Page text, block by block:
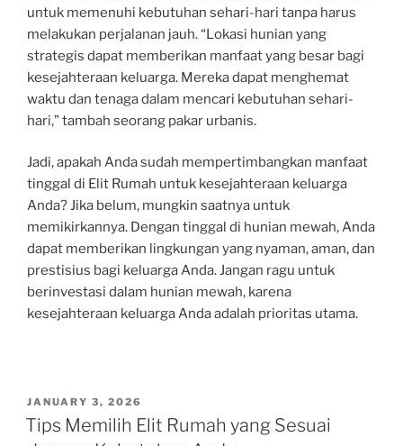
untuk memenuhi kebutuhan sehari-hari tanpa harus
melakukan perjalanan jauh. “Lokasi hunian yang
strategis dapat memberikan manfaat yang besar bagi
kesejahteraan keluarga. Mereka dapat menghemat
waktu dan tenaga dalam mencari kebutuhan sehari-
hari,” tambah seorang pakar urbanis.
Jadi, apakah Anda sudah mempertimbangkan manfaat
tinggal di Elit Rumah untuk kesejahteraan keluarga
Anda? Jika belum, mungkin saatnya untuk
memikirkannya. Dengan tinggal di hunian mewah, Anda
dapat memberikan lingkungan yang nyaman, aman, dan
prestisius bagi keluarga Anda. Jangan ragu untuk
berinvestasi dalam hunian mewah, karena
kesejahteraan keluarga Anda adalah prioritas utama.
POSTED
ON
JANUARY 3, 2026
Tips Memilih Elit Rumah yang Sesuai